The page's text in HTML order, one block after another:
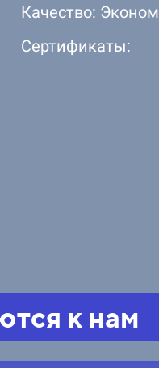
Качество: Эконом
Сертификаты:
к нам